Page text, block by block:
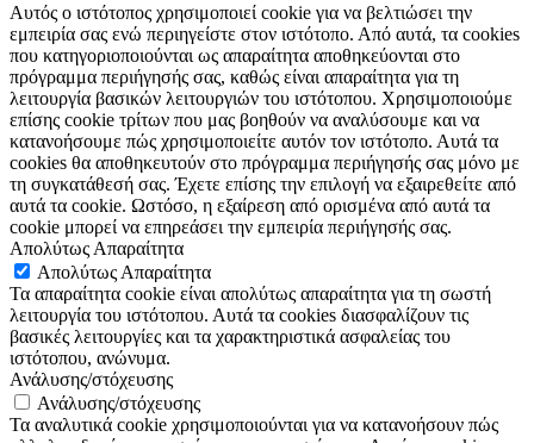
Αυτός ο ιστότοπος χρησιμοποιεί cookie για να βελτιώσει την
εμπειρία σας ενώ περιηγείστε στον ιστότοπο. Από αυτά, τα cookies
που κατηγοριοποιούνται ως απαραίτητα αποθηκεύονται στο
πρόγραμμα περιήγησής σας, καθώς είναι απαραίτητα για τη
λειτουργία βασικών λειτουργιών του ιστότοπου. Χρησιμοποιούμε
επίσης cookie τρίτων που μας βοηθούν να αναλύσουμε και να
κατανοήσουμε πώς χρησιμοποιείτε αυτόν τον ιστότοπο. Αυτά τα
cookies θα αποθηκευτούν στο πρόγραμμα περιήγησής σας μόνο με
τη συγκατάθεσή σας. Έχετε επίσης την επιλογή να εξαιρεθείτε από
αυτά τα cookie. Ωστόσο, η εξαίρεση από ορισμένα από αυτά τα
cookie μπορεί να επηρεάσει την εμπειρία περιήγησής σας.
Απολύτως Απαραίτητα
Απολύτως Απαραίτητα
Τα απαραίτητα cookie είναι απολύτως απαραίτητα για τη σωστή
λειτουργία του ιστότοπου. Αυτά τα cookies διασφαλίζουν τις
βασικές λειτουργίες και τα χαρακτηριστικά ασφαλείας του
ιστότοπου, ανώνυμα.
Ανάλυσης/στόχευσης
Ανάλυσης/στόχευσης
Τα αναλυτικά cookie χρησιμοποιούνται για να κατανοήσουν πώς